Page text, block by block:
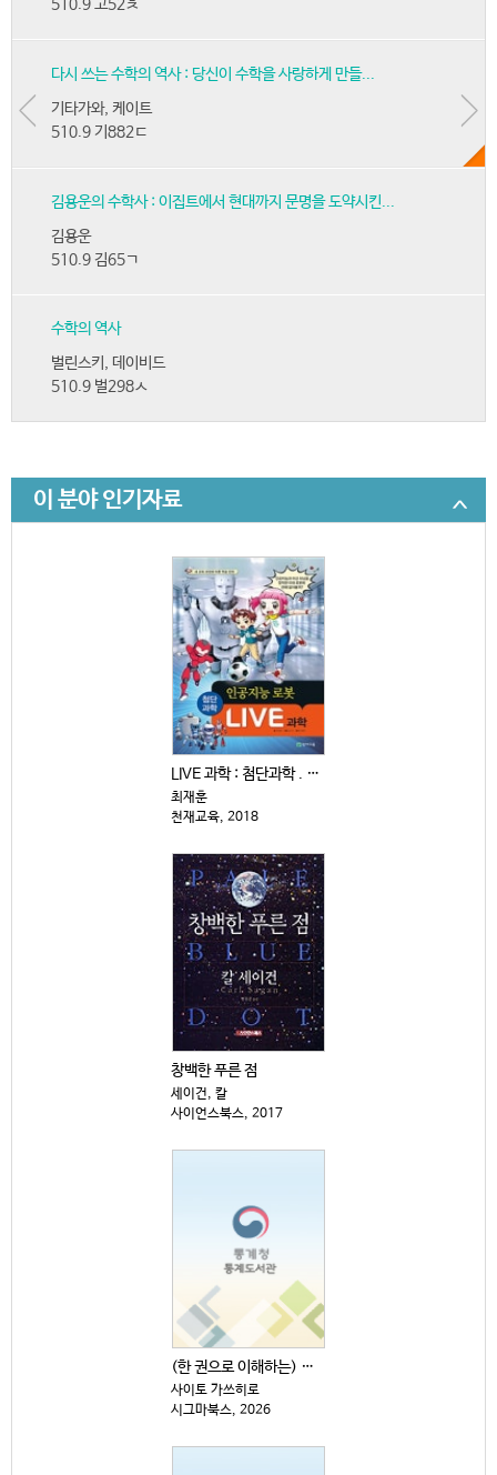
510.9 고52ㅊ
다시 쓰는 수학의 역사 : 당신이 수학을 사랑하게 만들...
기타가와, 케이트
510.9 기882ㄷ
김용운의 수학사 : 이집트에서 현대까지 문명을 도약시킨...
김용운
510.9 김65ㄱ
수학의 역사
벌린스키, 데이비드
510.9 벌298ㅅ
이 분야 인기자료
LIVE 과학 : 첨단과학 . 11-15
최재훈
천재교육, 2018
창백한 푸른 점
세이건, 칼
사이언스북스, 2017
(한 권으로 이해하는) 원자·소립자·양자의 세계
사이토 가쓰히로
시그마북스, 2026